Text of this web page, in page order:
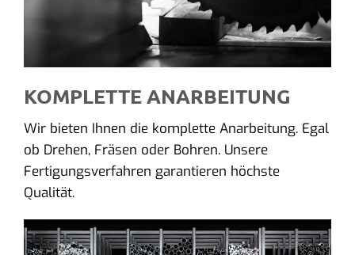
KOMPLETTE ANARBEITUNG
Wir bieten Ihnen die komplette Anarbeitung. Egal
ob Drehen, Fräsen oder Bohren. Unsere
Fertigungsverfahren garantieren höchste
Qualität.